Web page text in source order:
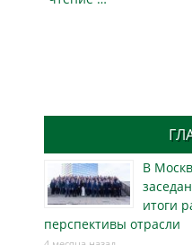
В
итоги
перспективы отрасли